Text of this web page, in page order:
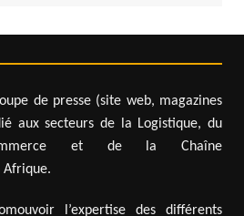
de presse (site web, magazines
aux secteurs de la Logistique, du
et de la Chaîne
Afrique.
l’expertise des différents